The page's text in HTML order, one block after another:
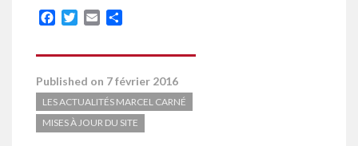
Facebook
TwitterEmail
Published on 7 février 2016
LES ACTUALITÉS MARCEL CARNÉ
MISES À JOUR DU SITE